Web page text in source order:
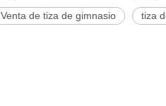
Venta de tiza de gimnasio tiza